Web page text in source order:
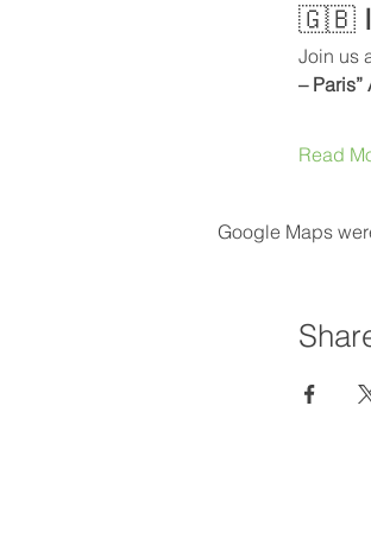
🇬🇧
Join us
–
Read
Google Maps